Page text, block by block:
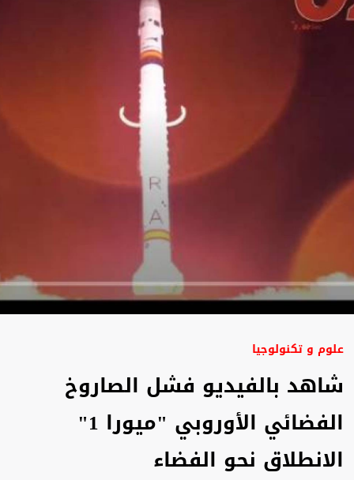
علوم و تكنولوجيا
شاهد بالفيديو فشل الصاروخ
الفضائي الأوروبي "ميورا 1"
الانطلاق نحو الفضاء